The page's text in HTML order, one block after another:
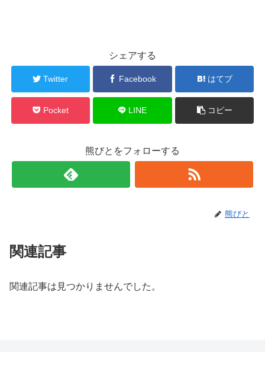
シェアする
Twitter Facebook はてブ
Pocket LINE コピー
熊びとをフォローする
熊びと
関連記事
関連記事は見つかりませんでした。